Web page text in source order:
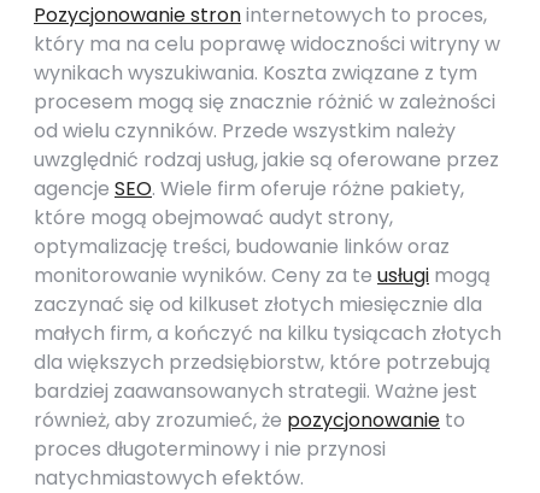
Pozycjonowanie stroninternetowych to proces,
który ma na celu poprawę widoczności witryny w
wynikach wyszukiwania. Koszta związane z tym
procesem mogą się znacznie różnić w zależności
od wielu czynników. Przede wszystkim należy
uwzględnić rodzaj usług, jakie są oferowane przez
agencje SEO. Wiele firm oferuje różne pakiety,
które mogą obejmować audyt strony,
optymalizację treści, budowanie linków oraz
monitorowanie wyników. Ceny za te usługi mogą
zaczynać się od kilkuset złotych miesięcznie dla
małych firm, a kończyć na kilku tysiącach złotych
dla większych przedsiębiorstw, które potrzebują
bardziej zaawansowanych strategii. Ważne jest
również, aby zrozumieć, że pozycjonowanie to
proces długoterminowy i nie przynosi
natychmiastowych efektów.